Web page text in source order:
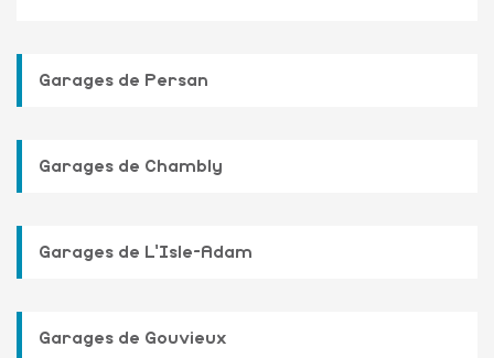
Garages de Persan
Garages de Chambly
Garages de L'Isle-Adam
Garages de Gouvieux